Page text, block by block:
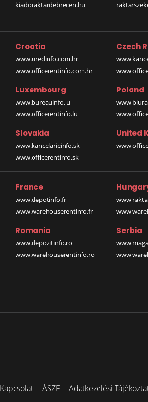
kiadoraktardebrecen.hu
Croatia
www.uredinfo.com.hr
www.officerentinfo.com.hr
Czech
Luxembourg
www.bureauinfo.lu
www.officerentinfo.lu
Poland
Slovakia
www.kancelarieinfo.sk
www.officerentinfo.sk
United
France
www.depotinfo.fr
www.warehouserentinfo.fr
Romania
www.depozitinfo.ro
www.warehouserentinfo.ro
Serbia
Kapcsolat ÁSZF Adatkezelési